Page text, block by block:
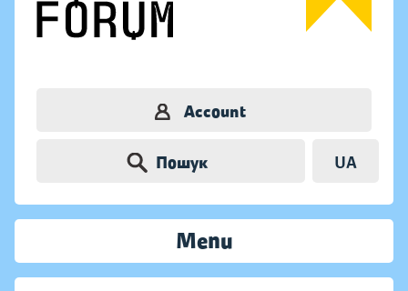
Account
Пошук UA
Menu